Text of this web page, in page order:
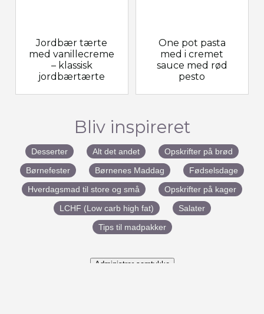
Jordbær tærte
med vanillecreme
– klassisk
jordbærtærte
One pot pasta
med i cremet
sauce med rød
pesto
Bliv inspireret
Desserter Alt det andet
Opskrifter på brød
Børnefester
Børnenes Maddag
Fødselsdage
Hverdagsmad til store og små
Opskrifter på kager
LCHF (Low carb high fat)
Salater
Tips til madpakker
Administrer samtykke